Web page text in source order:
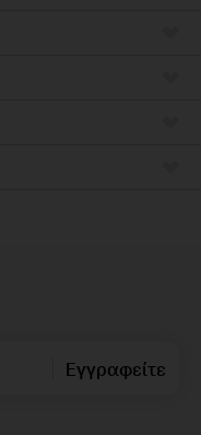
Εγγραφείτε